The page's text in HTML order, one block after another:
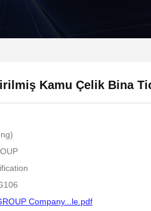
Kamu Çelik Bina
Company...le.pdf